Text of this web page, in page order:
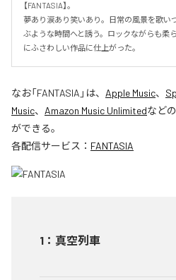
【FANTASIA】。
夢あり涙あり笑いあり。日常の風景を歌い
ぶような時間へと誘う。ロックながらも柔
にふさわしい作品に仕上がった。
なお「FANTASIA 」は、 Apple Music、
Music、 Amazon Music Unlimitedなど
ができる。
各配信サービス： FANTASIA
1 ： 真空列車